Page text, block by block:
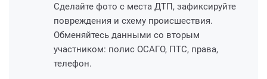
Сделайте фото с места ДТП, зафиксируйте
повреждения и схему происшествия.
Обменяйтесь данными со вторым
участником: полис ОСАГО, ПТС, права,
телефон.